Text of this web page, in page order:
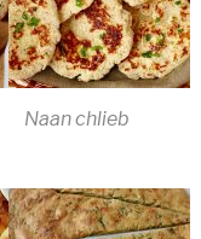
Naan chlieb